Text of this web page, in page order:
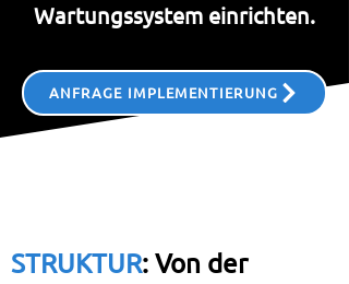
Wartungssystem einrichten.
ANFRAGE IMPLEMENTIERUNG
STRUKTUR: Von der